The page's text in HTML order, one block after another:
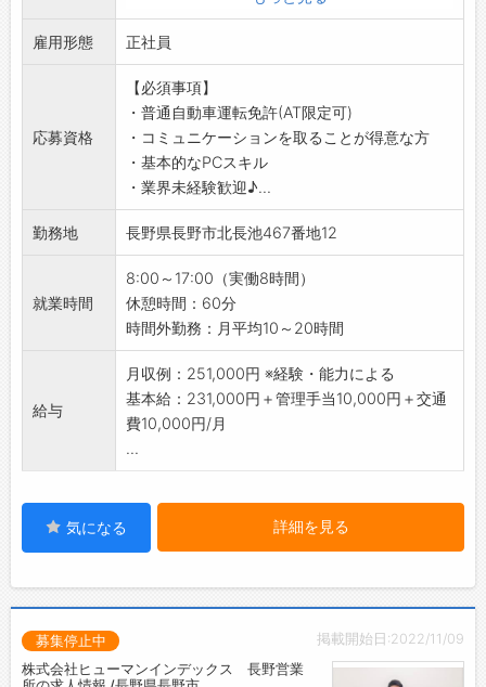
◎営業・採用・事務など様々なことに興味があ
る
◎無理せず長く働ける環境でキャリアアップし
たい
【具体的な業務内容】
・管理車両を運転するドライバーの労務管理
面接、採用、教育、勤怠管理、欠勤時の対応
など
・車両管理
車検やメンテナンス管理、任意保険管理など
・お客様（車両を所有されている法人）との調
整業務
業務内容の調整、請負契約時の金額交渉など
※ノルマはなく、既存のお客様への車両管理プ
・契約書作成
Excelでの簡単な入力ができればOK！
・ドライバーのフォロー
日々の勤怠チェック、日報確認、相談対応な
ど
※先輩管理者2名＋1名体制でフォローしますの
短時間勤務者も含まれます。
※メール・電話でのやり取りが中心ですが、お
で現地訪問もあります。
＜対応エリア＞
＜車両タイプ＞
雇用形態 正社員
応募資格
【必須事項】
・普通自動車運転免許(AT限定可)
・コミュニケーションを取ることが得意な方
・基本的なPCスキル
・業界未経験歓迎♪...
勤務地 長野県長野市北長池467番地12
就業時間
8:00～17:00（実働8時間）
休憩時間：60分
時間外勤務：月平均10～20時間
給与
月収例：251,000円 ※経験・能力による
基本給：231,000円＋管理手当10,000円＋交通
費10,000円/月
...
気になる 詳細を見る
掲載開始日:2022/11/09
募集停止中
株式会社ヒューマンインデックス 長野営業